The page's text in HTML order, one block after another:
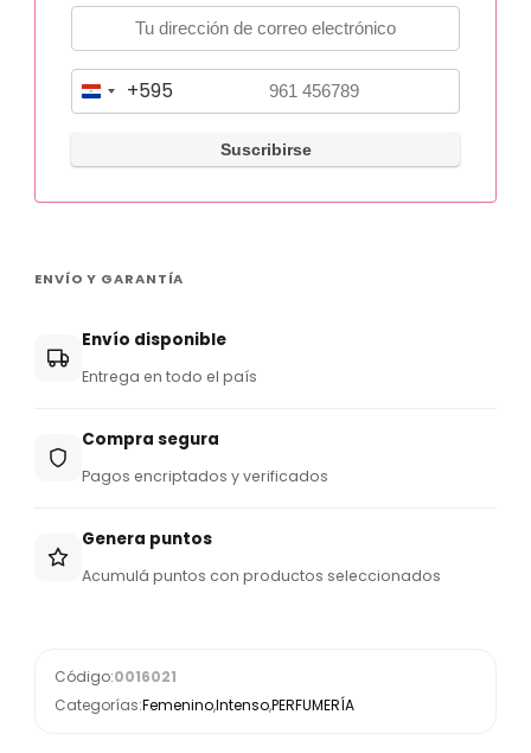
P
r
a
y
+
9
+595
ENVÍO Y GARANTÍA
Envío disponible
Entrega en todo el país
Compra segura
Pagos encriptados y verificados
Genera puntos
Acumulá puntos con productos seleccionados
Código:0016021
Categorías:Femenino,Intenso,PERFUMERÍA